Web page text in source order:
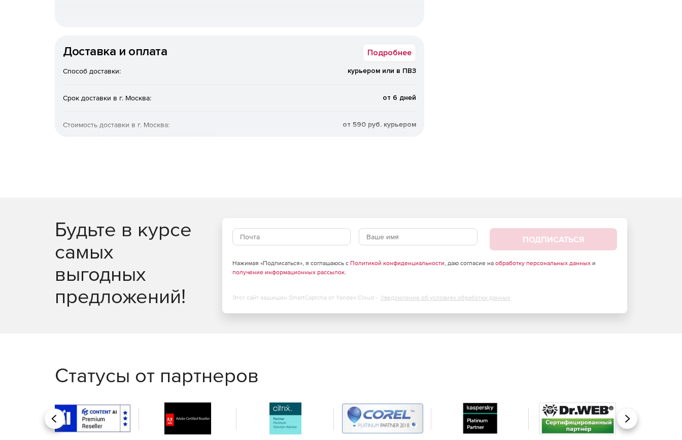
Доставка и оплата Подробнее
Способ доставки: курьером или в ПВЗ
Срок доставки в г. Москва: от 6 дней
Стоимость доставки в г. Москва: от 590 руб. курьером
Будьте в курсе
самых
выгодных
предложений!
ПОДПИСАТЬСЯ
Нажимая «Подписаться», я соглашаюсь с Политикой конфиденциальности, даю согласие на обработку персональных данныхи
получение информационных рассылок.
Этот сайт защищен SmartCaptcha от Yandex Cloud - Уведомление об условиях обработки данных
Статусы от партнеров
Назад Вперед